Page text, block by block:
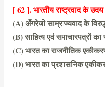
[ 62 ]. भारतीय राष्ट्रवाद के
(A) अँगरेजी साम्राज्यवाद के
(B) साहित्य एवं समाचारपत्रों
(C) भारत का राजनीतिक
(D) भारत का प्रशासनिक